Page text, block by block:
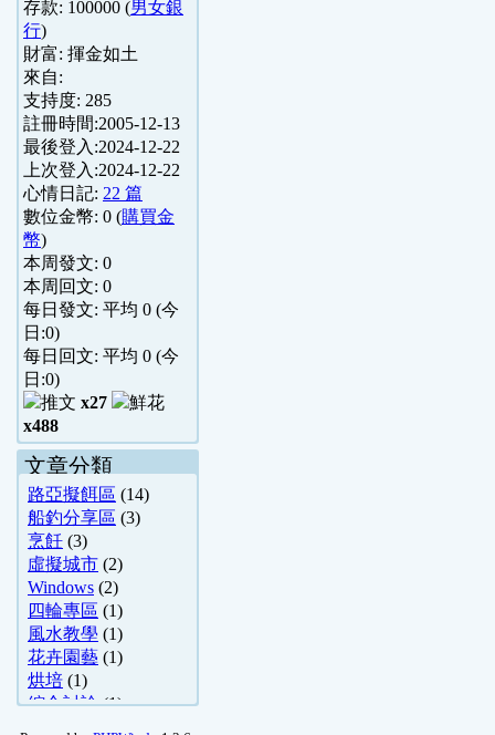
存款: 100000 (男女銀
行)
財富: 揮金如土
來自:
支持度: 285
註冊時間:2005-12-13
最後登入:2024-12-22
上次登入:2024-12-22
心情日記: 22 篇
數位金幣: 0 (購買金
幣)
本周發文: 0
本周回文: 0
每日發文: 平均 0 (今
日:0)
每日回文: 平均 0 (今
日:0)
x27
x488
文章分類
路亞擬餌區 (14)
船釣分享區 (3)
烹飪 (3)
虛擬城市 (2)
Windows (2)
四輪專區 (1)
風水教學 (1)
花卉園藝 (1)
烘培 (1)
綜合討論(1)